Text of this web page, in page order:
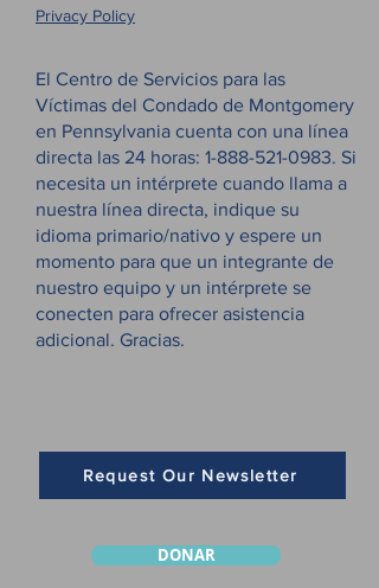
Privacy Policy
El Centro de Servicios para las
Víctimas del Condado de Montgomery
en Pennsylvania cuenta con una línea
directa las 24 horas: 1-888-521-0983. Si
necesita un intérprete cuando llama a
nuestra línea directa, indique su
idioma primario/nativo y espere un
momento para que un integrante de
nuestro equipo y un intérprete se
conecten para ofrecer asistencia
adicional. Gracias.
Request Our Newsletter
DONAR